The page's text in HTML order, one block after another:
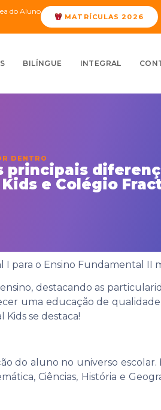
do Aluno
MATRÍCULAS 2026
BILÍNGUE INTEGRAL
DENTRO
principais
e Colégio
o Ensino Fundamental II
destacando as
uma educação de
se destaca!
do aluno no universo
Ciências, História e